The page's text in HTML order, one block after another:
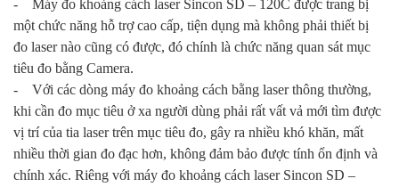
- Máy đo khoảng cách laser Sincon SD – 120C được trang bị
một chức năng hỗ trợ cao cấp, tiện dụng mà không phải thiết bị
đo laser nào cũng có được, đó chính là chức năng quan sát mục
tiêu đo bằng Camera.
- Với các dòng máy đo khoảng cách bằng laser thông thường,
khi cần đo mục tiêu ở xa người dùng phải rất vất vả mới tìm được
vị trí của tia laser trên mục tiêu đo, gây ra nhiều khó khăn, mất
nhiều thời gian đo đạc hơn, không đảm bảo được tính ổn định và
chính xác. Riêng với máy đo khoảng cách laser Sincon SD –